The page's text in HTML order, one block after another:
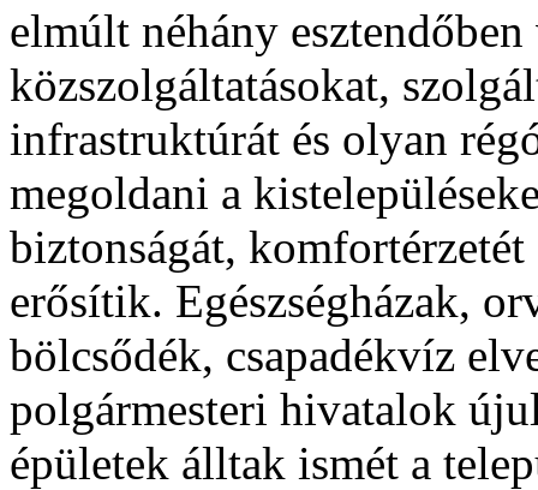
elmúlt néhány
közszolgáltatásokat,
infrastruktúrát és olyan
megoldani a
biztonságát,
erősítik. Egészségházak,
bölcsődék, csapadékvíz
polgármesteri hivatalok
épületek álltak ismét a